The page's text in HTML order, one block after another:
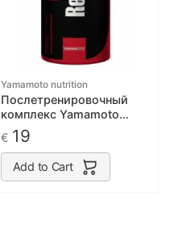
Yamamoto nutrition
Послетренировочный
комплекс Yamamoto
Recumid 500g
€ 19
Add to Cart